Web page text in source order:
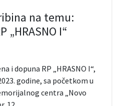
na temu:
„HRASNO I“
i dopuna RP „HRASNO I“,
godine, sa početkom u
centra „Novo